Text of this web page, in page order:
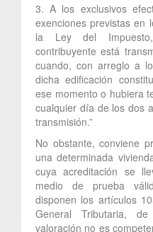
3. A los exclusivos
exenciones previstas en
la Ley del
contribuyente está
cuando, con arreglo a
dicha edificación
ese momento o hubiera
cualquier día de los dos
transmisión.”
No obstante, conviene
una determinada
cuya acreditación se
medio de prueba
disponen los artículos
General Tributaria,
valoración no es